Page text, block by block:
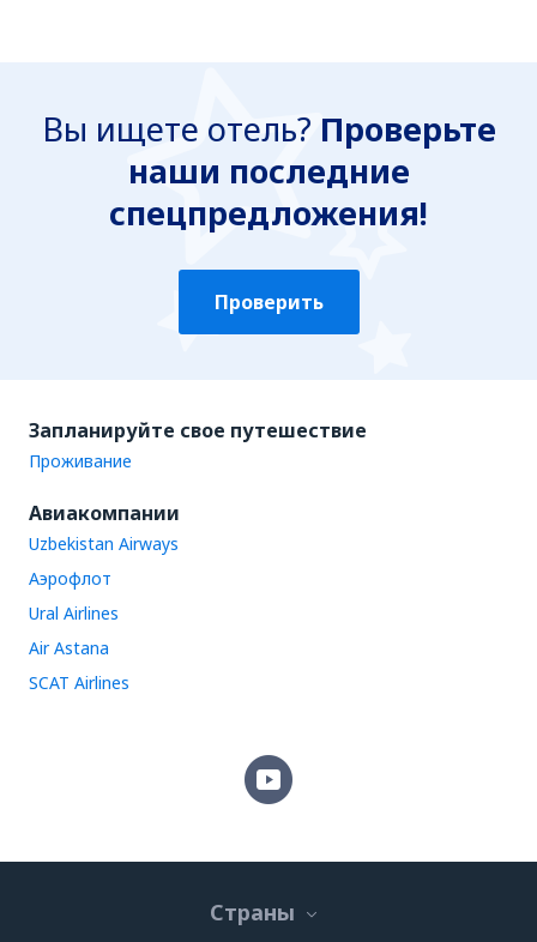
Содержит некорректную информацию
Не раскрывает тему
Вы ищете отель? Проверьте
наши последние
спецпредложения!
Проверить
Запланируйте свое путешествие
Проживание
Авиакомпании
Uzbekistan Airways
Аэрофлот
Ural Airlines
Air Astana
SCAT Airlines
Страны